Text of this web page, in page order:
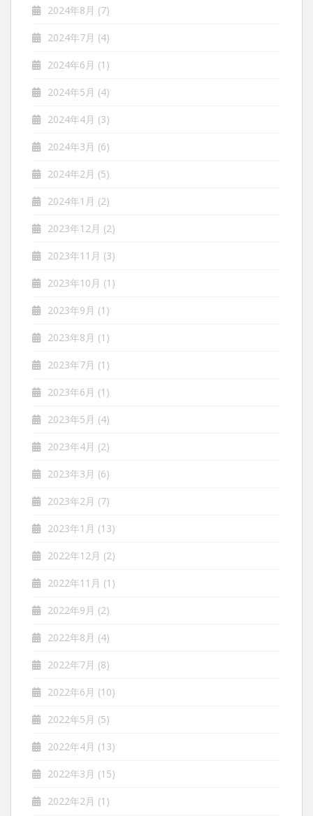
2024年8月 (7)
2024年7月 (4)
2024年6月 (1)
2024年5月 (4)
2024年4月 (3)
2024年3月 (6)
2024年2月 (5)
2024年1月 (2)
2023年12月 (2)
2023年11月 (3)
2023年10月 (1)
2023年9月 (1)
2023年8月 (1)
2023年7月 (1)
2023年6月 (1)
2023年5月 (4)
2023年4月 (2)
2023年3月 (6)
2023年2月 (7)
2023年1月 (13)
2022年12月 (2)
2022年11月 (1)
2022年9月 (2)
2022年8月 (4)
2022年7月 (8)
2022年6月 (10)
2022年5月 (5)
2022年4月 (13)
2022年3月 (15)
2022年2月 (1)